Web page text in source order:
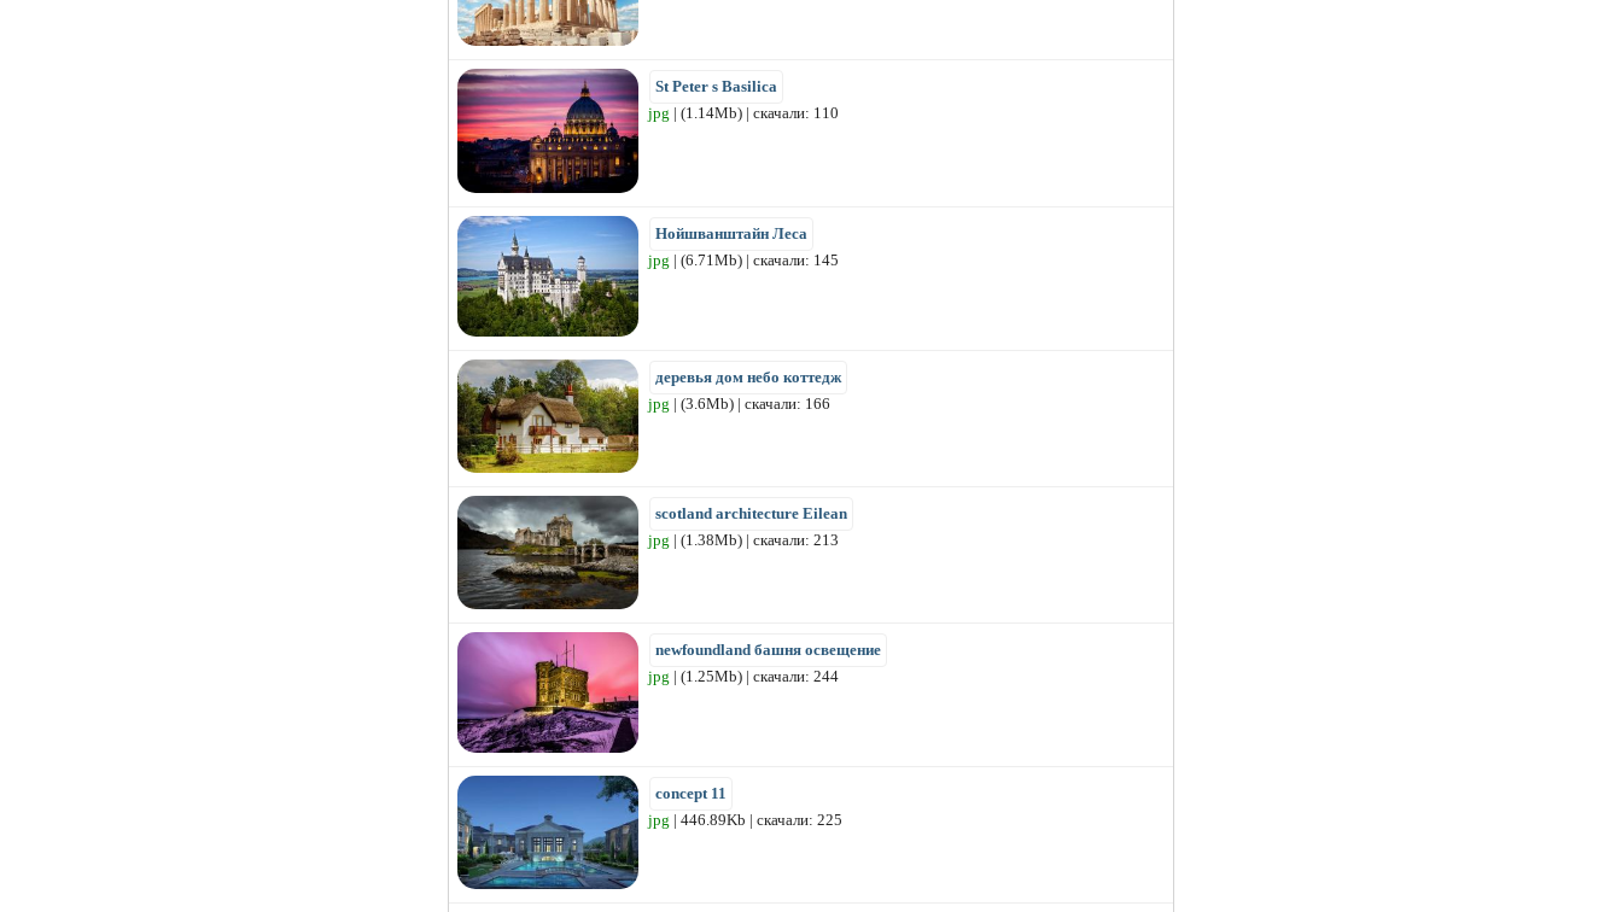
St Peter s Basilica
jpg | (1.14Mb) | скачали: 110
Нойшванштайн Леса
jpg | (6.71Mb) | скачали: 145
деревья дом небо коттедж
jpg | (3.6Mb) | скачали: 166
scotland architecture Eilean
jpg | (1.38Mb) | скачали: 213
newfoundland башня освещение
jpg | (1.25Mb) | скачали: 244
concept 11
jpg | 446.89Kb | скачали: 225